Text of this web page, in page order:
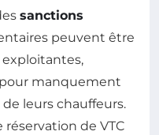
sanctions
peuvent être
manquement
leurs chauffeurs.
de VTC